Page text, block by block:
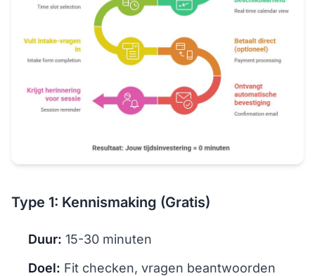
Type 1: Kennismaking (Gratis)
Duur: 15-30 minuten
Doel: Fit checken, vragen beantwoorden